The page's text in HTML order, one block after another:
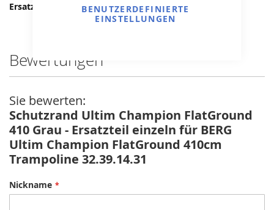
BENUTZERDEFINIERTE
EINSTELLUNGEN
BERG Champion
Bewertungen
Sie bewerten:
Schutzrand Ultim Champion FlatGround
410 Grau - Ersatzteil einzeln für BERG
Ultim Champion FlatGround 410cm
Trampoline 32.39.14.31
Nickname